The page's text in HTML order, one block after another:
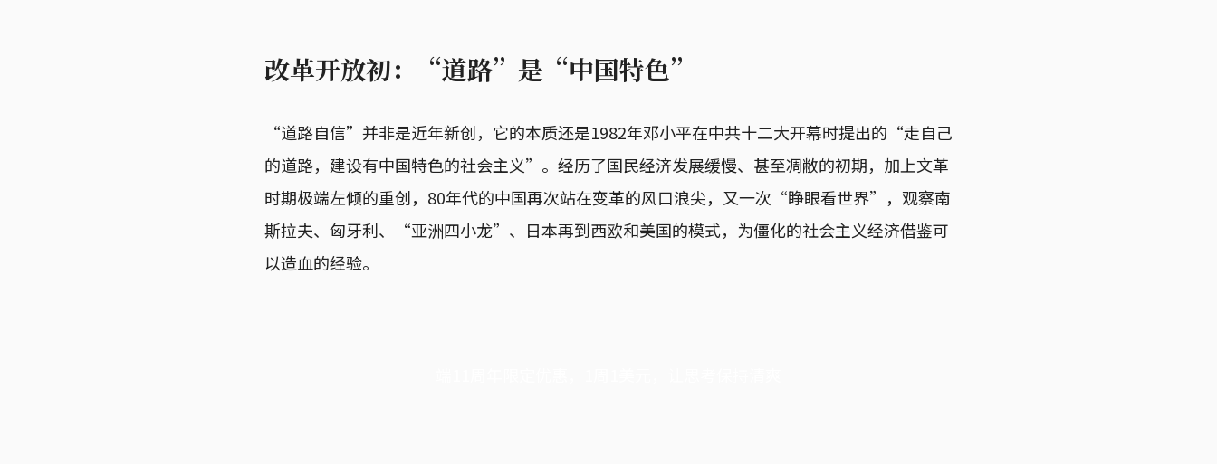
改革开放初：“道路”是“中国特色”
“道路自信”并非是近年新创，它的本质还是1982年邓小平在中共十二大开幕时提出的“走自己
的道路，建设有中国特色的社会主义”。经历了国民经济发展缓慢、甚至凋敝的初期，加上文革
时期极端左倾的重创，80年代的中国再次站在变革的风口浪尖，又一次“睁眼看世界”，观察南
斯拉夫、匈牙利、“亚洲四小龙”、日本再到西欧和美国的模式，为僵化的社会主义经济借鉴可
以造血的经验。